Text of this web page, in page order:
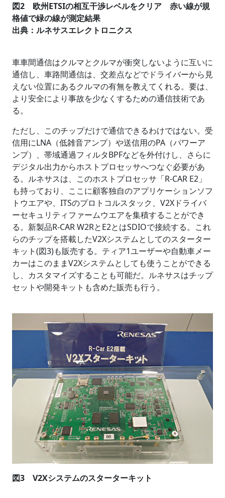
図2 欧州ETSIの相互干渉レベルをクリア 赤い線が規
格値で緑の線が測定結果
出典：ルネサスエレクトロニクス
車車間通信はクルマとクルマが衝突しないように互いに
通信し、車路間通信は、交差点などでドライバーから見
えない位置にあるクルマの有無を教えてくれる。要は、
より安全により事故を少なくするための通信技術であ
る。
ただし、このチップだけで通信できるわけではない。受
信用にLNA（低雑音アンプ）や送信用のPA（パワーア
ンプ）、帯域通過フィルタBPFなどを外付けし、さらに
デジタル出力からホストプロセッサへつなぐ必要があ
る。ルネサスは、このホストプロセッサ「R-CAR E2」
も持っており、ここに顧客独自のアプリケーションソフ
トウエアや、ITSのプロトコルスタック、V2Xドライバ
ーセキュリティファームウエアを集積することができ
る。新製品R-CAR W2RとE2とはSDIOで接続する。これ
らのチップを搭載したV2Xシステムとしてのスターター
キット(図3)も販売する。ティア1ユーザーや自動車メー
カーはこのままV2Xシステムとしても使うことができる
し、カスタマイズすることも可能だ。ルネサスはチップ
セットや開発キットも含めた販売も行う。
図3 V2Xシステムのスターターキット